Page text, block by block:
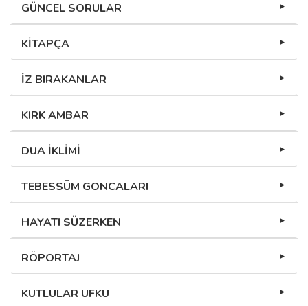
GÜNCEL SORULAR
KİTAPÇA
İZ BIRAKANLAR
KIRK AMBAR
DUA İKLİMİ
TEBESSÜM GONCALARI
HAYATI SÜZERKEN
RÖPORTAJ
KUTLULAR UFKU